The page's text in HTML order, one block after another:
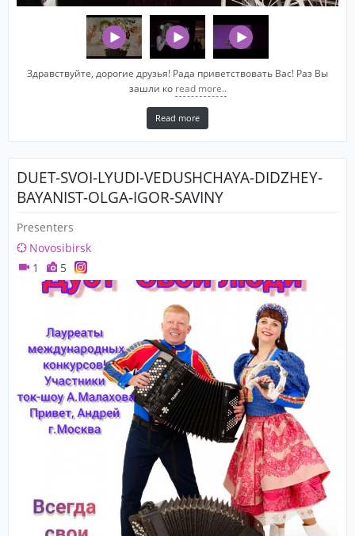
Здравствуйте, дорогие друзья! Рада приветствовать Вас! Раз Вы
зашли ко read more..
Read more
DUET-SVOI-LYUDI-VEDUSHCHAYA-DIDZHEY-
BAYANIST-OLGA-IGOR-SAVINY
Presenters
Novosibirsk
1
5